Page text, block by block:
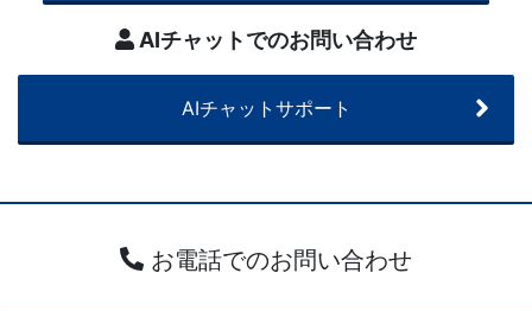
AIチャットでのお問い合わせ
AIチャットサポート
お電話でのお問い合わせ